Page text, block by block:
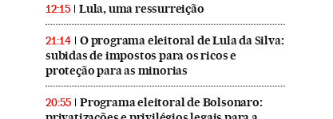
12:15 Lula, uma ressurreição
21:14
O programa eleitoral de Lula da Silva:
subidas de impostos para os ricos e
proteção para as minorias
20:55
Programa eleitoral de Bolsonaro: